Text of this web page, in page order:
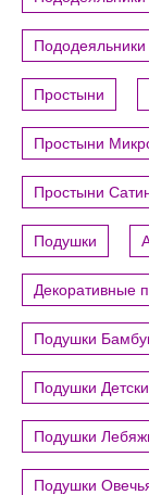
Простыни
Простыни
Простыни
Подушки
Декоративные
Подушки
Подушки
Подушки
Подушки